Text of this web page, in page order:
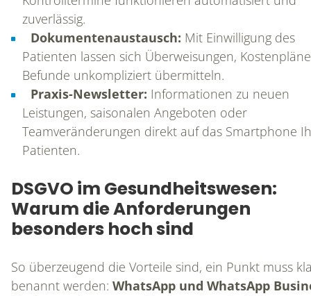
zuverlässig.
Dokumentenaustausch: Mit Einwilligung des
Patienten lassen sich Überweisungen,
Befunde unkompliziert übermitteln.
Praxis-Newsletter: Informationen zu neuen
Leistungen, saisonalen Angeboten oder
Teamveränderungen direkt auf das Smartphone
Patienten.
DSGVO im Gesundheitswesen:
Warum die Anforderungen
besonders hoch sind
So überzeugend die Vorteile sind, ein Punkt muss
benannt werden: WhatsApp und WhatsApp